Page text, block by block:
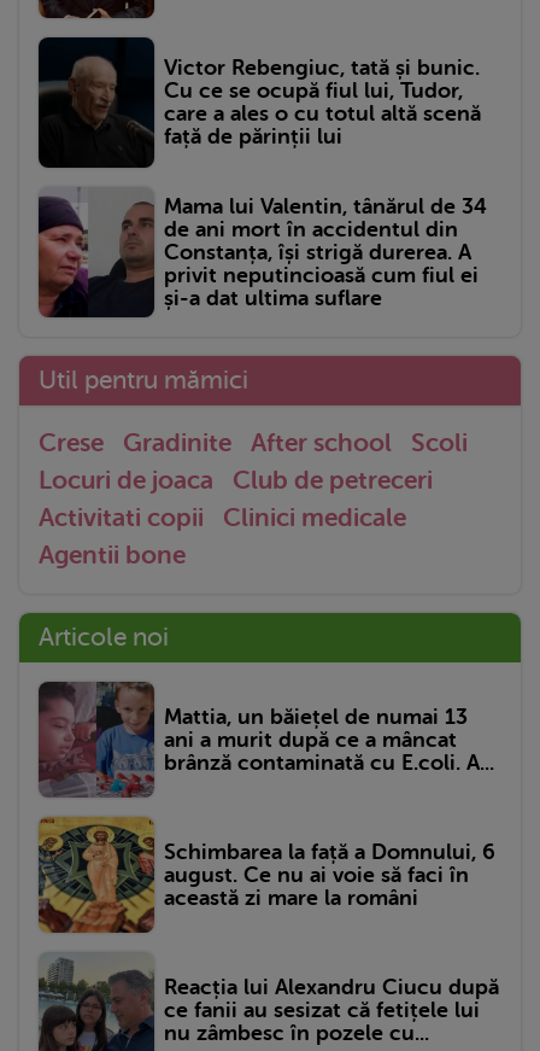
Victor Rebengiuc, tată și bunic.
Cu ce se ocupă fiul lui, Tudor,
care a ales o cu totul altă scenă
față de părinții lui
Mama lui Valentin, tânărul de 34
de ani mort în accidentul din
Constanța, își strigă durerea. A
privit neputincioasă cum fiul ei
și-a dat ultima suflare
Util pentru mămici
Crese Gradinite After school
Scoli
Locuri de joaca
Club de petreceri
Activitati copii
Clinici medicale
Agentii bone
Articole noi
Mattia, un băiețel de numai 13
ani a murit după ce a mâncat
brânză contaminată cu E.coli. A...
Schimbarea la față a Domnului, 6
august. Ce nu ai voie să faci în
această zi mare la români
Reacția lui Alexandru Ciucu după
ce fanii au sesizat că fetițele lui
nu zâmbesc în pozele cu...